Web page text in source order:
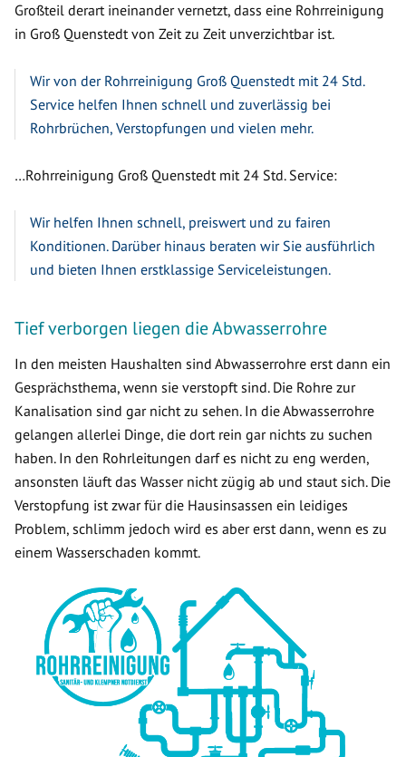
Großteil derart ineinander vernetzt, dass eine Rohrreinigung
in Groß Quenstedt von Zeit zu Zeit unverzichtbar ist.
Wir von der Rohrreinigung Groß Quenstedt mit 24 Std.
Service helfen Ihnen schnell und zuverlässig bei
Rohrbrüchen, Verstopfungen und vielen mehr.
…Rohrreinigung Groß Quenstedt mit 24 Std. Service:
Wir helfen Ihnen schnell, preiswert und zu fairen
Konditionen. Darüber hinaus beraten wir Sie ausführlich
und bieten Ihnen erstklassige Serviceleistungen.
Tief verborgen liegen die Abwasserrohre
In den meisten Haushalten sind Abwasserrohre erst dann ein
Gesprächsthema, wenn sie verstopft sind. Die Rohre zur
Kanalisation sind gar nicht zu sehen. In die Abwasserrohre
gelangen allerlei Dinge, die dort rein gar nichts zu suchen
haben. In den Rohrleitungen darf es nicht zu eng werden,
ansonsten läuft das Wasser nicht zügig ab und staut sich. Die
Verstopfung ist zwar für die Hausinsassen ein leidiges
Problem, schlimm jedoch wird es aber erst dann, wenn es zu
einem Wasserschaden kommt.